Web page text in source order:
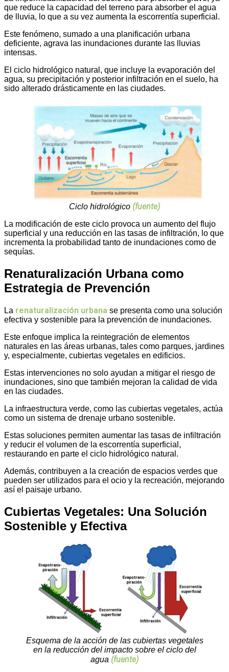
que reduce la capacidad del terreno para absorber el agua
de lluvia, lo que a su vez aumenta la escorrentía superficial.
Este fenómeno, sumado a una planificación urbana
deficiente, agrava las inundaciones durante las lluvias
intensas.
El ciclo hidrológico natural, que incluye la evaporación del
agua, su precipitación y posterior infiltración en el suelo, ha
sido alterado drásticamente en las ciudades.
Ciclo hidrológico (fuente)
La modificación de este ciclo provoca un aumento del flujo
superficial y una reducción en las tasas de infiltración, lo que
incrementa la probabilidad tanto de inundaciones como de
sequías.
Renaturalización Urbana como
Estrategia de Prevención
La renaturalización urbana se presenta como una solución
efectiva y sostenible para la prevención de inundaciones.
Este enfoque implica la reintegración de elementos
naturales en las áreas urbanas, tales como parques, jardines
y, especialmente, cubiertas vegetales en edificios.
Estas intervenciones no solo ayudan a mitigar el riesgo de
inundaciones, sino que también mejoran la calidad de vida
en las ciudades.
La infraestructura verde, como las cubiertas vegetales, actúa
como un sistema de drenaje urbano sostenible.
Estas soluciones permiten aumentar las tasas de infiltración
y reducir el volumen de la escorrentía superficial,
restaurando en parte el ciclo hidrológico natural.
Además, contribuyen a la creación de espacios verdes que
pueden ser utilizados para el ocio y la recreación, mejorando
así el paisaje urbano.
Cubiertas Vegetales: Una Solución
Sostenible y Efectiva
Esquema de la acción de las cubiertas vegetales
en la reducción del impacto sobre el ciclo del
agua (fuente)